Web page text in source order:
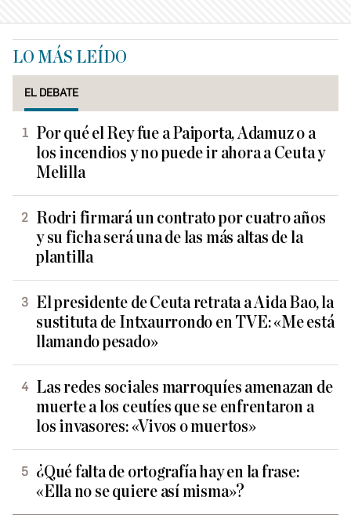
LO MÁS LEÍDO
EL DEBATE
Por qué el Rey fue a Paiporta, Adamuz o a
los incendios y no puede ir ahora a Ceuta y
Melilla
Rodri firmará un contrato por cuatro años
y su ficha será una de las más altas de la
plantilla
El presidente de Ceuta retrata a Aida Bao, la
sustituta de Intxaurrondo en TVE: «Me está
llamando pesado»
Las redes sociales marroquíes amenazan de
muerte a los ceutíes que se enfrentaron a
los invasores: «Vivos o muertos»
¿Qué falta de ortografía hay en la frase:
«Ella no se quiere así misma»?